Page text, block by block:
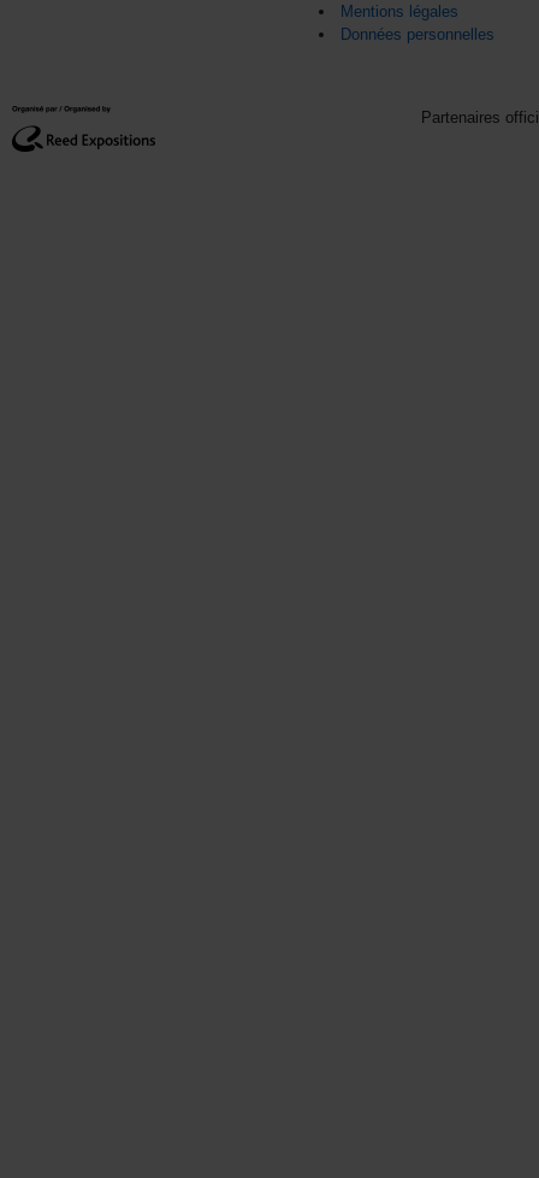
Mentions légales
Données personnelles
Partenaires